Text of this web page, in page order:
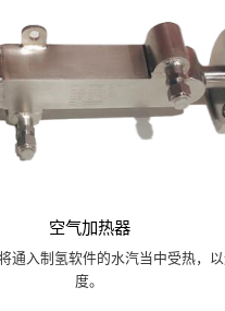
空气加热器
通入制氢软件的水汽当中受热，
度。